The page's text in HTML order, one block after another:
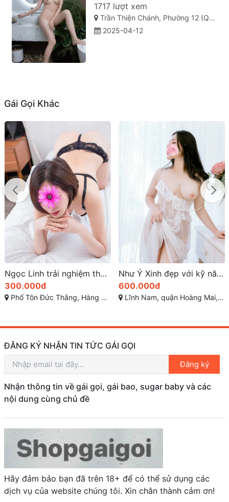
1717 lượt xem
Trần Thiện Chánh, Phường 12 (Quận 10), Quận 10 sài gòn
2025-04-12
Gái Gọi Khác
Ngọc Linh trải nghiệm thú vị và đầy mê hoặc tại Hà Nội
300.000đ
Phố Tôn Đức Thắng, Hàng Bột, Đống Đa, Hà Nội
Như Ý Xinh đẹp với kỹ năng làm tình tuyệt vời
600.000đ
Lĩnh Nam, quận Hoàng Mai, Hà Nội, Việt Nam
ĐĂNG KÝ NHẬN TIN TỨC GÁI GỌI
Đăng ký
Nhận thông tin về gái gọi, gái bao, sugar baby và các
nội dung cùng chủ đề
Hãy đảm bảo bạn đã trên 18+ để có thể sử dụng các
dịch vụ của website chúng tôi. Xin chân thành cảm ơn!